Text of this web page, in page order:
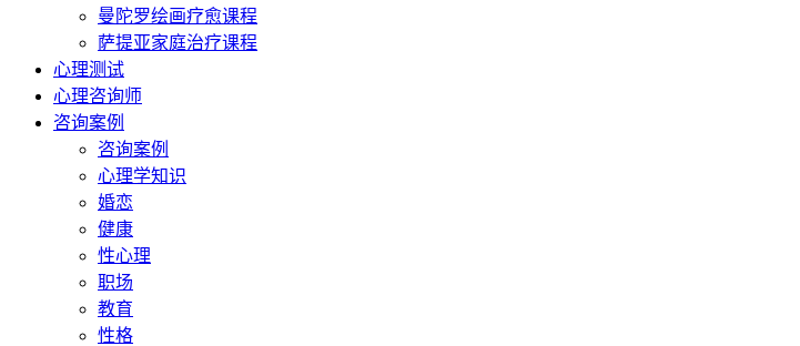
曼陀罗绘画疗愈课程
萨提亚家庭治疗课程
心理测试
心理咨询师
咨询案例
咨询案例
心理学知识
婚恋
健康
性心理
职场
教育
性格